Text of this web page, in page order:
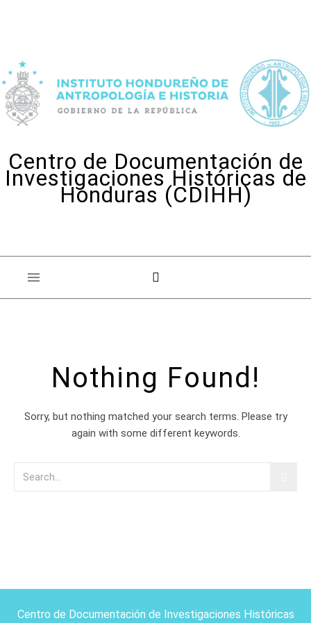
Centro de Documentación de
Investigaciones Históricas de
Honduras (CDIHH)
Nothing Found!
Sorry, but nothing matched your search terms. Please try
again with some different keywords.
Centro de Documentación de Investigaciones Históricas